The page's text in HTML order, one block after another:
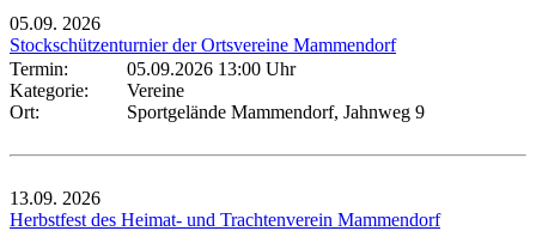
05.09. 2026
Stockschützenturnier der Ortsvereine Mammendorf
Termin:
05.09.2026 13:00 Uhr
Kategorie:
Vereine
Ort:
Sportgelände Mammendorf, Jahnweg 9
13.09. 2026
Herbstfest des Heimat- und Trachtenverein Mammendorf